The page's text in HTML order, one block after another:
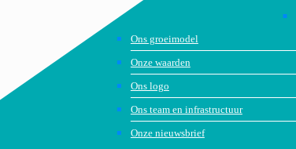
Ons groeimodel
Onze waarden
Ons logo
Ons team en infrastructuur
Onze nieuwsbrief